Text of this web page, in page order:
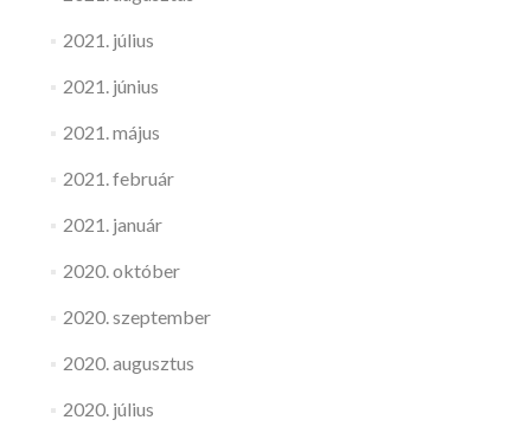
2021. július
2021. június
2021. május
2021. február
2021. január
2020. október
2020. szeptember
2020. augusztus
2020. július